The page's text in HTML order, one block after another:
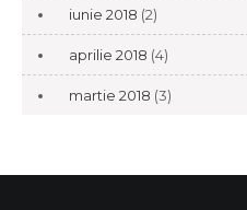
iunie 2018 (2)
aprilie 2018 (4)
martie 2018 (3)